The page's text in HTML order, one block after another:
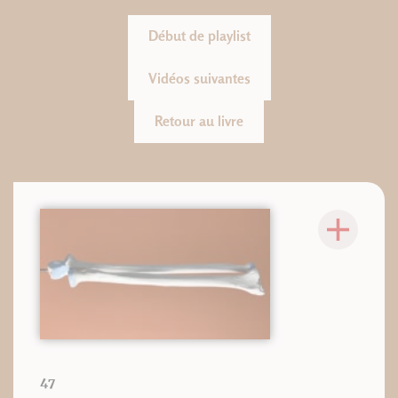
Début de playlist
Vidéos suivantes
Retour au livre
47